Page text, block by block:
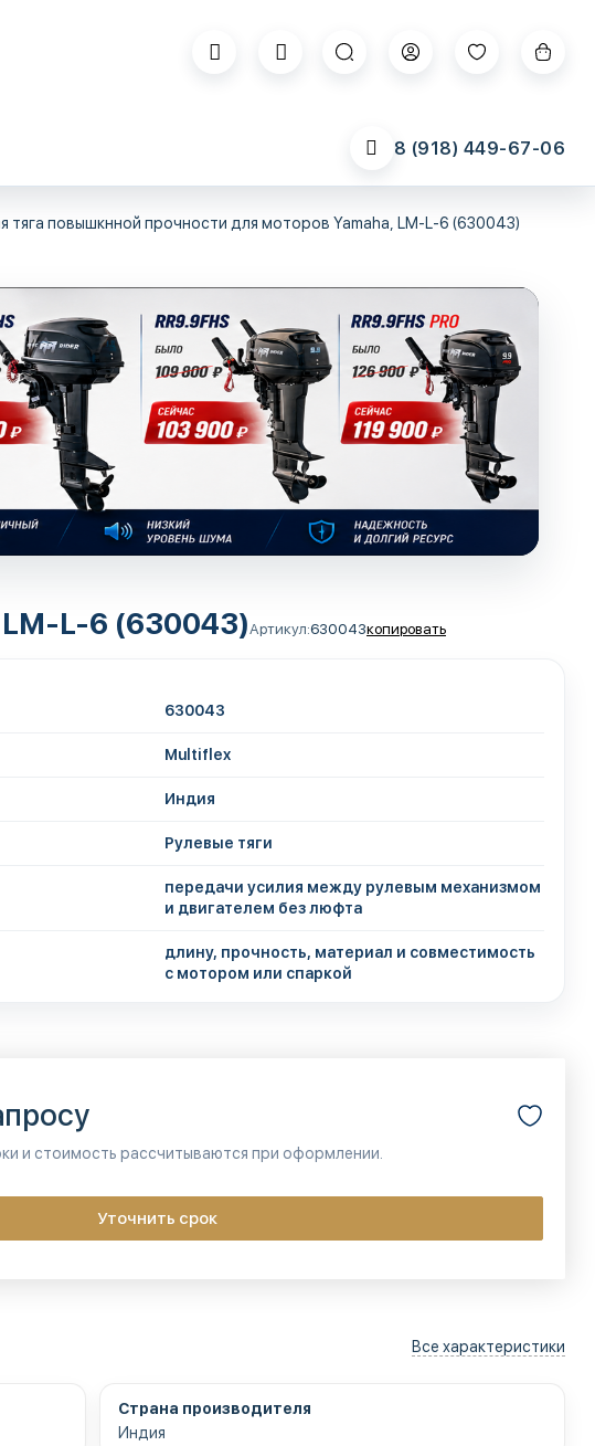
8 (918) 449-67-06
тяга повышкнной прочности для моторов Yamaha, LM-L-6 (630043)
LM-L-6 (630043)Артикул:630043копировать
630043
Multiflex
Индия
Рулевые тяги
передачи усилия между рулевым механизмом
и двигателем без люфта
длину, прочность, материал и совместимость
с мотором или спаркой
и стоимость рассчитываются при оформлении.
Уточнить срок
Все характеристики
Страна производителя
Индия